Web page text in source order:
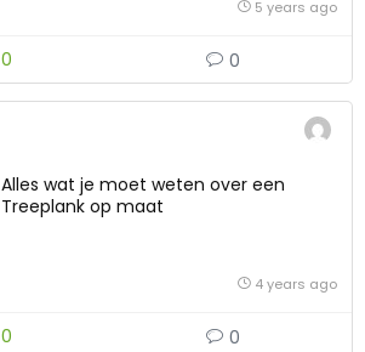
5 years ago
0 0
Alles wat je moet weten over een
Treeplank op maat
4 years ago
0 0